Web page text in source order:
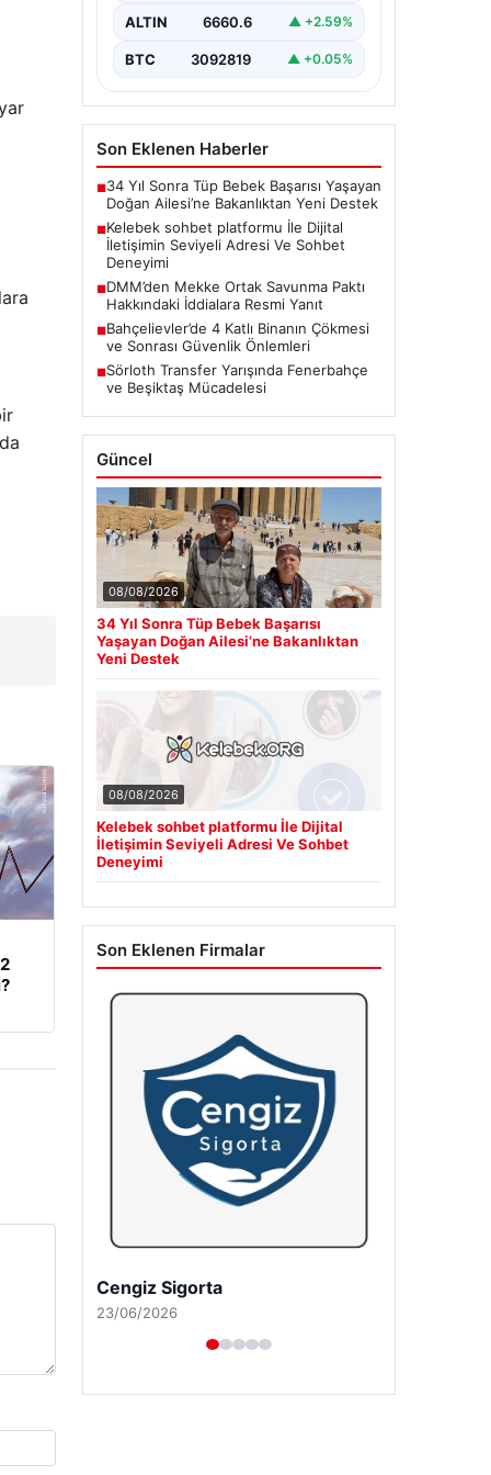
bir şekilde iletişim kurması ciddi
pek…
ALTIN 6660.6 ▲ +2.59%
BTC 3092819 ▲ +0.05%
Son Eklenen Haberler
■34 Yıl Sonra Tüp Bebek Başarısı Yaşayan
Doğan Ailesi’ne Bakanlıktan Yeni Destek
■Kelebek sohbet platformu İle Dijital
İletişimin Seviyeli Adresi Ve Sohbet
Deneyimi
■DMM’den Mekke Ortak Savunma Paktı
Hakkındaki İddialara Resmi Yanıt
■Bahçelievler’de 4 Katlı Binanın Çökmesi
ve Sonrası Güvenlik Önlemleri
■Sörloth Transfer Yarışında Fenerbahçe
ve Beşiktaş Mücadelesi
Güncel
08/08/2026
34 Yıl Sonra Tüp Bebek Başarısı
Yaşayan Doğan Ailesi’ne Bakanlıktan
Yeni Destek
08/08/2026
Kelebek sohbet platformu İle Dijital
İletişimin Seviyeli Adresi Ve Sohbet
Deneyimi
Son Eklenen Firmalar
Hastaş Beton
26/05/2026